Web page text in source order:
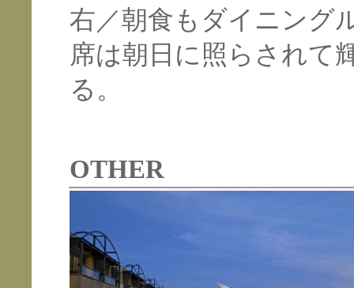
右／朝食もダイニング
席は朝日に照らされて
る。
OTHER